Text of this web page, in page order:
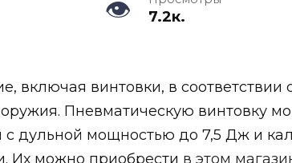
7.2к.
включая винтовки, в
Пневматическую винтовку
дульной мощностью до 7,5 Дж и
Их можно приобрести в этом